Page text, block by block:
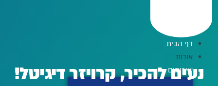
לתוכן
דף הבית
אודות
שירותים
נעים להכיר, קרויזר דיגיטל!